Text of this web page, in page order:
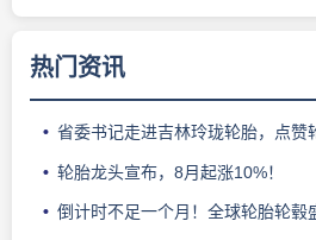
热门资讯
省委书记走进吉林玲珑轮胎，点赞
轮胎龙头宣布，8月起涨10%！
倒计时不足一个月！全球轮胎轮毂